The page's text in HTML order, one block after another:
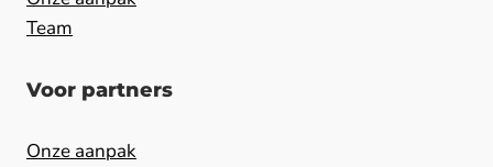
Team
Voor partners
Onze aanpak